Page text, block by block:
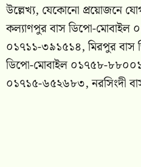
উল্লেখ্য, যেকোনো প্রয়োজনে
কল্যাণপুর বাস ডিপো-মোবাইল
০১৭১১-৩৯১৫১৪, মিরপুর বাস
ডিপো-মোবাইল ০১৭৫৮-
০১৭১৫-৬৫২৬৮৩, নরসিংদী